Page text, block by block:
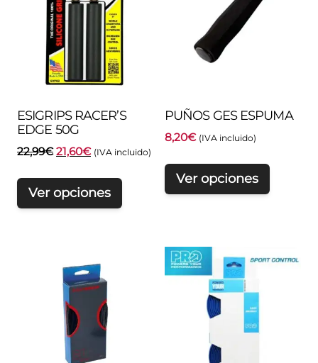
ESIGRIPS RACER’S
EDGE 50G
22,99€ El
era:
21,60€El
actual
es:
(IVA incluido)
Ver opciones
PUÑOS GES ESPUMA
8,20€ (IVA incluido)
Ver opciones